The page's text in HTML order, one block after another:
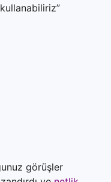
görüşler